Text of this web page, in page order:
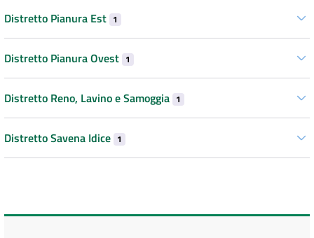
Distretto Pianura Est 1
Distretto Pianura Ovest 1
Distretto Reno, Lavino e Samoggia 1
Distretto Savena Idice 1